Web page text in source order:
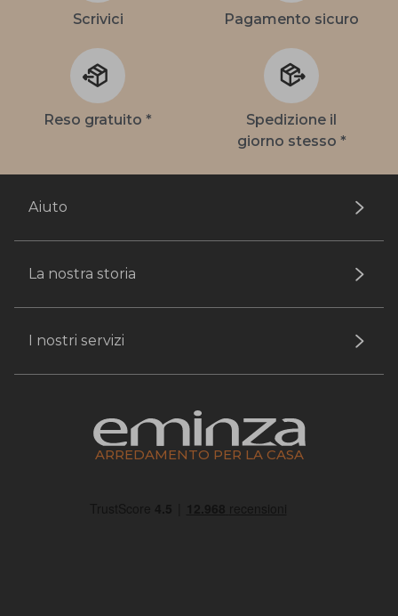
Scrivici Pagamento sicuro
Reso gratuito *
Spedizione il
giorno stesso *
Aiuto
La nostra storia
I nostri servizi
ARREDAMENTO PER LA CASA